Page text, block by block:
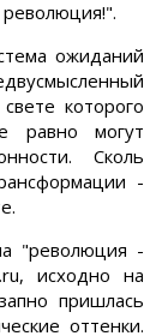
ожиданий
которого
равно могут
Сколь
-
"революция -
исходно на
пришлась
оттенки.